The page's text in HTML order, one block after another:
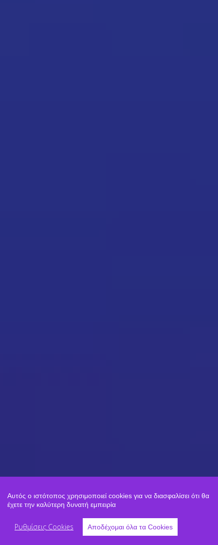
Αυτός ο ιστότοπος χρησιμοποιεί cookies για να διασφαλίσει ότι θα
έχετε την καλύτερη δυνατή εμπειρία
Ρυθμίσεις Cookies Αποδέχομαι όλα τα Cookies